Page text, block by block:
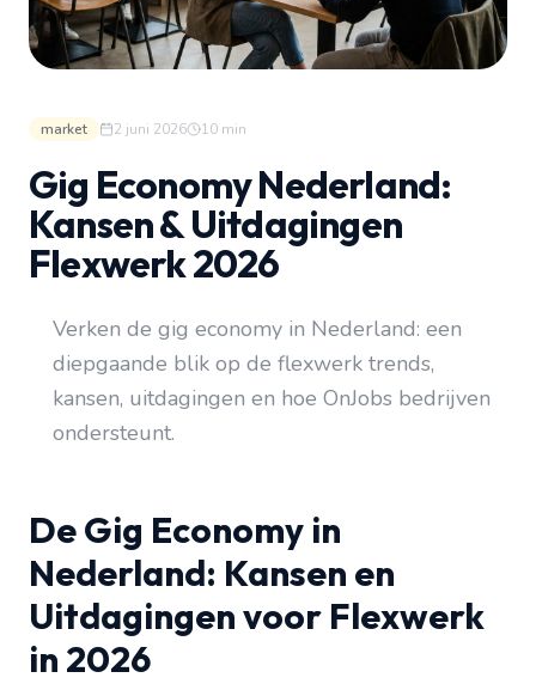
market 2 juni 2026 10 min
Gig Economy Nederland:
Kansen & Uitdagingen
Flexwerk 2026
Verken de gig economy in Nederland: een
diepgaande blik op de flexwerk trends,
kansen, uitdagingen en hoe OnJobs bedrijven
ondersteunt.
De Gig Economy in
Nederland: Kansen en
Uitdagingen voor Flexwerk
in 2026